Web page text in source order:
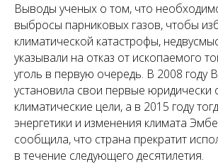
Выводы ученых о том, что
выбросы парниковых газов, чтобы
климатической катастрофы,
указывали на отказ от ископаемого
уголь в первую очередь. В 2008 году
установила свои первые юридически
климатические цели, а в 2015 году
энергетики и изменения климата
сообщила, что страна прекратит
в течение следующего десятилетия.